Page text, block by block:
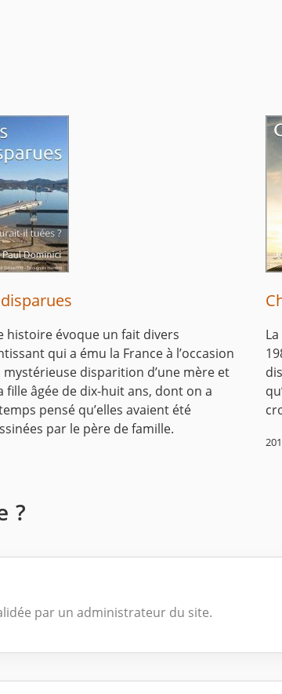
histoire évoque un fait divers
qui a ému la France à l’occasion
mystérieuse disparition d’une mère et
fille âgée de dix-huit ans, dont on a
pensé qu’elles avaient été
par le père de famille.
?
par un administrateur du site.